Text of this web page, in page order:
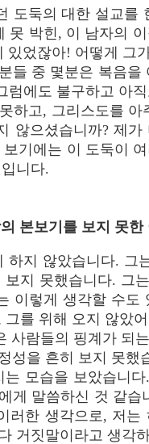
도둑의 대한 설교를
못 박힌, 이 남자의
있었잖아! 어떻게 그
들 중 몇분은 복음
럼에도 불구하고 아
하고, 그리스도를
않으셨습니까? 제
기에는 이 도둑이
니다.
본보기를 보지 못한
하지 않았습니다. 그
지 못했습니다. 그
이렇게 생각할 수
그를 위해 오지 않았
사람들의 핑계가 되
성을 흔히 보지 못했
모습을 보았습니
게 말씀하신 것 같
러한 생각으로, 저
거짓말이라고 생각